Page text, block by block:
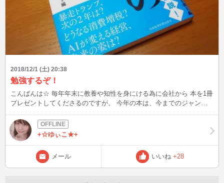
2018/12/1 (土) 20:38
勉強するぞ！
こんばんは☆ 毎年年末に教養や知性を身にける為に会社から 本を1冊
プレゼントしてくださるのですが。 今年の本は、今までのジャンル
の機会なので 頑張って勉強します！ 今日は勉強運UPのローズマリー
のアロマを焚いています♪
+☆ゆぃこ★+
メール いいね +28